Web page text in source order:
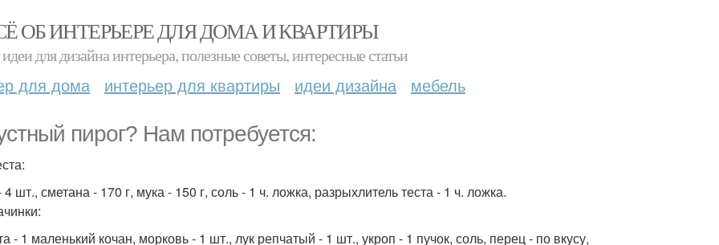
ОБ ИНТЕРЬЕРЕ ДЛЯ ДОМА И КВАРТИРЫ
для дизайна интерьера, полезные советы, интересные статьи
для дома интерьер для квартиры идеи дизайна мебель
пирог? Нам потребуется:
шт., сметана - 170 г, мука - 150 г, соль - 1 ч. ложка, разрыхлитель теста - 1 ч. ложка.
- 1 маленький кочан, морковь - 1 шт., лук репчатый - 1 шт., укроп - 1 пучок, соль, перец - по вкусу,